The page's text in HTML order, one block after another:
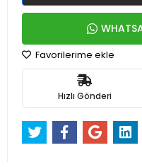
Favorilerime ekle
Hızlı Gönderi